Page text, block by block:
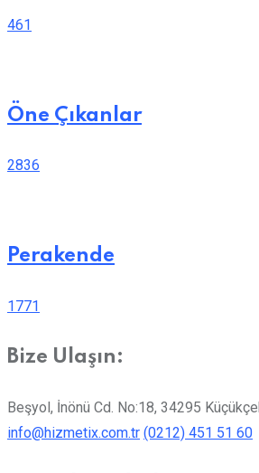
461
Öne Çıkanlar
2836
Perakende
1771
Bize Ulaşın:
Beşyol, İnönü Cd. No:18, 34295
info@hizmetix.com.tr (0212) 451 51 60